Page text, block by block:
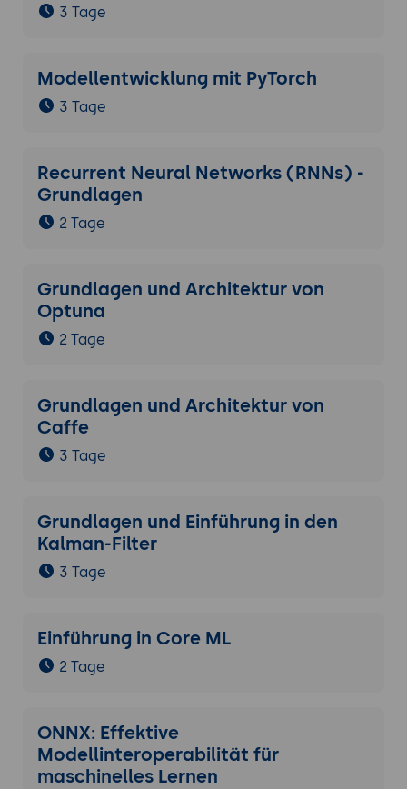
3 Tage
Modellentwicklung mit PyTorch
3 Tage
Recurrent Neural Networks (RNNs) -
Grundlagen
2 Tage
Grundlagen und Architektur von
Optuna
2 Tage
Grundlagen und Architektur von
Caffe
3 Tage
Grundlagen und Einführung in den
Kalman-Filter
3 Tage
Einführung in Core ML
2 Tage
ONNX: Effektive
Modellinteroperabilität für
maschinelles Lernen